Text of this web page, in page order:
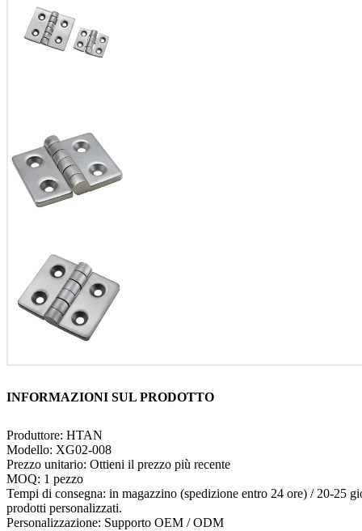
INFORMAZIONI SUL PRODOTTO
Produttore: HTAN
Modello: XG02-008
Prezzo unitario: Ottieni il prezzo più recente
MOQ: 1 pezzo
Tempi di consegna: in magazzino (spedizione entro 24 ore) / 20-25
prodotti personalizzati.
Personalizzazione: Supporto OEM / ODM